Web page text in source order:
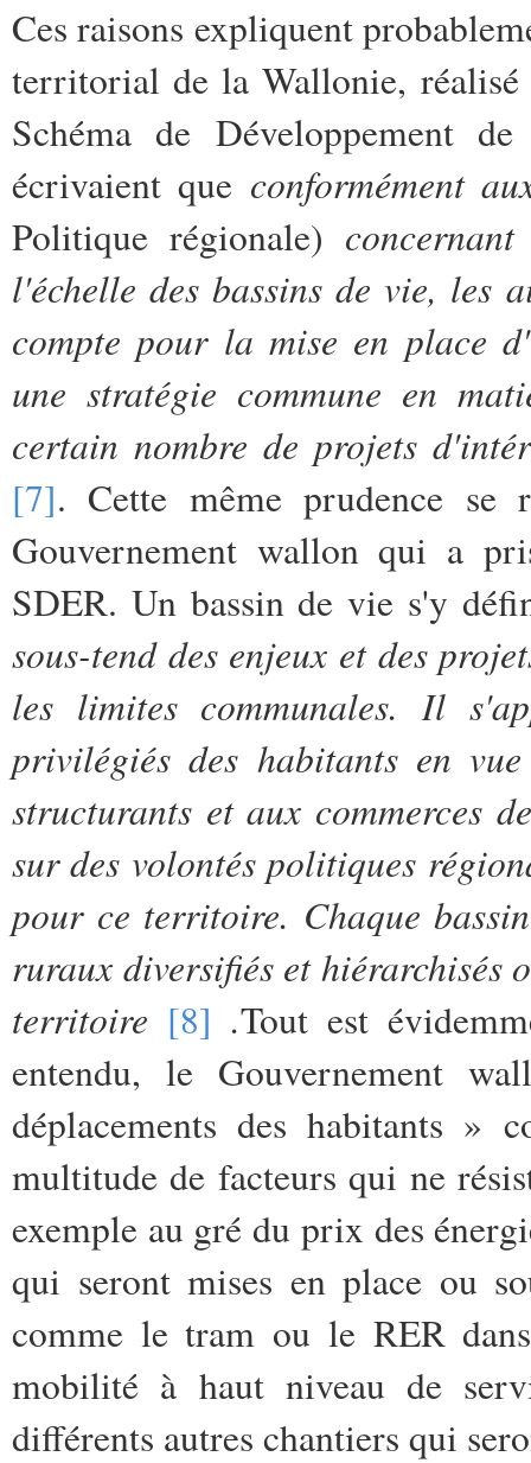
Ces raisons expliquent
territorial de la Wallonie,
Schéma de Développement
écrivaient que conformément
Politique régionale)
l'échelle des bassins de vie, les
compte pour la mise en place
une stratégie commune en
certain nombre de projets
[7]. Cette même prudence se
Gouvernement wallon qui a
SDER. Un bassin de vie s'y
sous-tend des enjeux et des
les limites communales. Il
privilégiés des habitants en
structurants et aux commerces
sur des volontés politiques
pour ce territoire. Chaque
ruraux diversifiés et hiérarchisés
territoire [8] .Tout est
entendu, le Gouvernement
déplacements des habitants »
multitude de facteurs qui ne
exemple au gré du prix des
qui seront mises en place ou
comme le tram ou le RER
mobilité à haut niveau de
différents autres chantiers qui